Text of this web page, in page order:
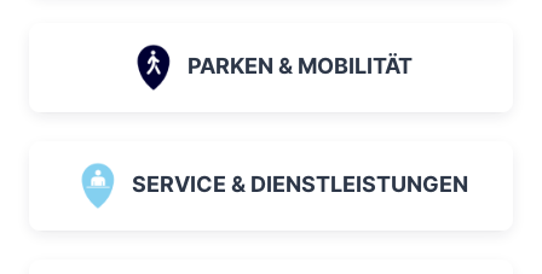
PARKEN & MOBILITÄT
SERVICE & DIENSTLEISTUNGEN